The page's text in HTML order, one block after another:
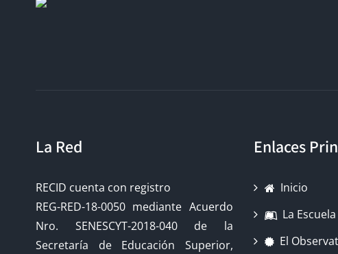
La Red
RECID cuenta con registro
REG-RED-18-0050 mediante Acuerdo
Nro. SENESCYT-2018-040 de la
Secretaría de Educación Superior,
Enlaces
Inicio
La Escuela
El